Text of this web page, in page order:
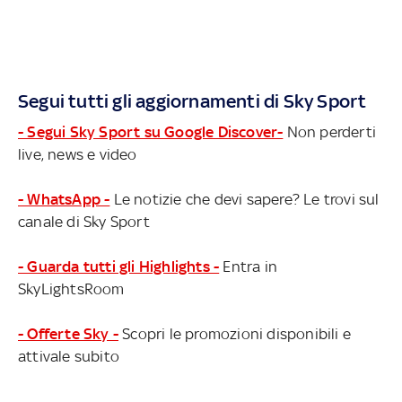
Segui tutti gli aggiornamenti di Sky Sport
- Segui Sky Sport su Google Discover- Non perderti
live, news e video
- WhatsApp - Le notizie che devi sapere? Le trovi sul
canale di Sky Sport
- Guarda tutti gli Highlights - Entra in
SkyLightsRoom
- Offerte Sky - Scopri le promozioni disponibili e
attivale subito